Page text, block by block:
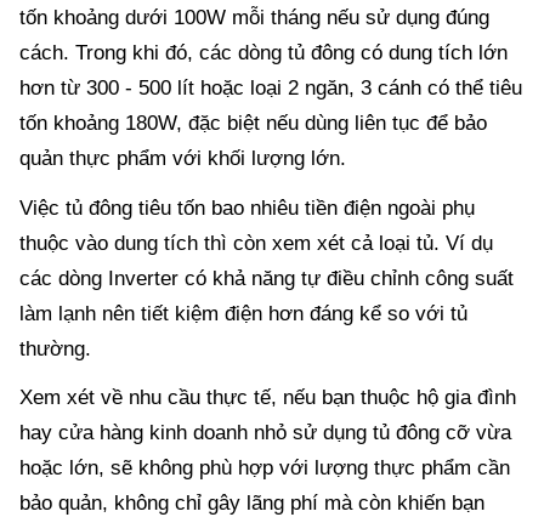
tốn khoảng dưới 100W mỗi tháng nếu sử dụng đúng
cách. Trong khi đó, các dòng tủ đông có dung tích lớn
hơn từ 300 - 500 lít hoặc loại 2 ngăn, 3 cánh có thể tiêu
tốn khoảng 180W, đặc biệt nếu dùng liên tục để bảo
quản thực phẩm với khối lượng lớn.
Việc tủ đông tiêu tốn bao nhiêu tiền điện ngoài phụ
thuộc vào dung tích thì còn xem xét cả loại tủ. Ví dụ
các dòng Inverter có khả năng tự điều chỉnh công suất
làm lạnh nên tiết kiệm điện hơn đáng kể so với tủ
thường.
Xem xét về nhu cầu thực tế, nếu bạn thuộc hộ gia đình
hay cửa hàng kinh doanh nhỏ sử dụng tủ đông cỡ vừa
hoặc lớn, sẽ không phù hợp với lượng thực phẩm cần
bảo quản, không chỉ gây lãng phí mà còn khiến bạn